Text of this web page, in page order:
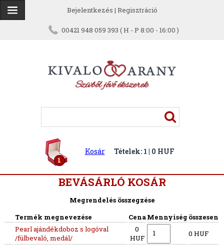
Bejelentkezés | Regisztráció
00421 948 059 393 ( H - P 8:00 - 16:00 )
1
Kosár Tételek: 1 | 0 HUF
BEVÁSÁRLÓ KOSÁR
Megrendelés összegzése
Termék megnevezése
CenaMennyiség összesen
Pearl ajándékdoboz s logóval
/fülbevaló, medál/
0
HUF
0 HUF